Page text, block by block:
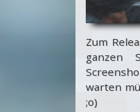
Zum
ganzen
warten
;o)